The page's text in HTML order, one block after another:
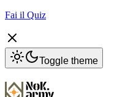
Fai il Quiz
Toggle theme